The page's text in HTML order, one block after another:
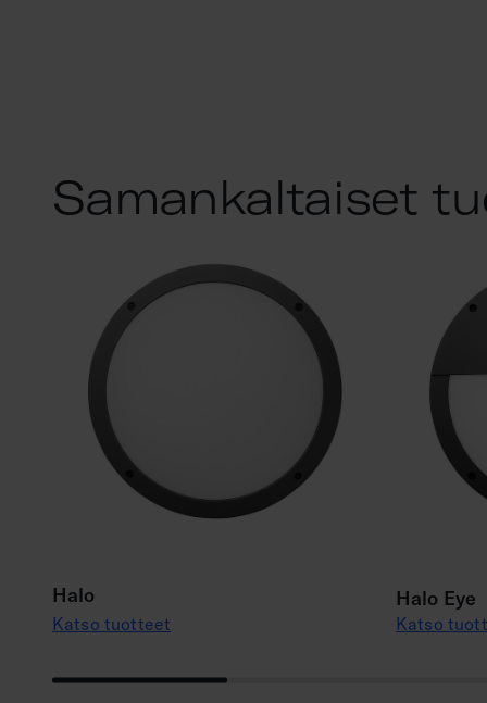
Samankaltaiset
Halo
Katso tuotteet
Halo Eye
Katso